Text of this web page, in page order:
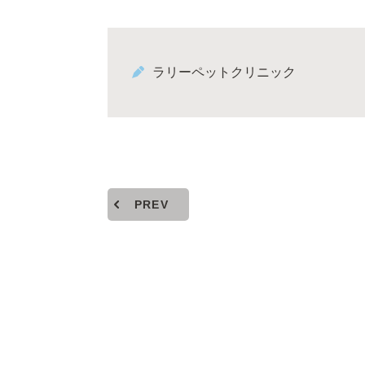
ラリーペットクリニック
PREV